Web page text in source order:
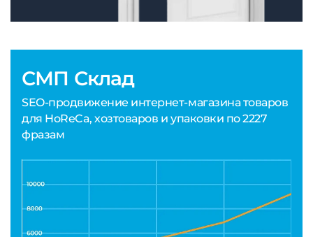
СМП Склад
SEO-продвижение интернет-магазина товаров
для HoReCa, хозтоваров и упаковки по 2227
фразам